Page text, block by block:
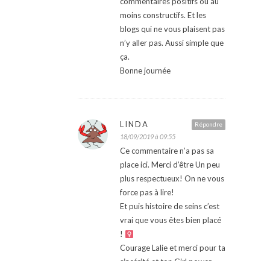
moins constructifs. Et les
blogs qui ne vous plaisent pas
n’y aller pas. Aussi simple que
ça.
Bonne journée
Répondre
LINDA
18/09/2019 à 09:55
Ce commentaire n’a pas sa
place ici. Merci d’être Un peu
plus respectueux! On ne vous
force pas à lire!
Et puis histoire de seins c’est
vrai que vous êtes bien placé
! ‍
Courage Lalie et merci pour ta